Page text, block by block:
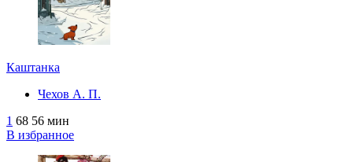
Каштанка
Чехов А. П.
1 68 56 мин
В избранное